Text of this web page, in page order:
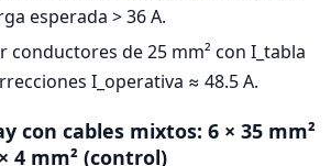
esperada > 36 A.
conductores de 25 mm² con I_tabla
I_operativa ≈ 48.5 A.
con cables mixtos: 6 × 35 mm²
4 mm² (control)